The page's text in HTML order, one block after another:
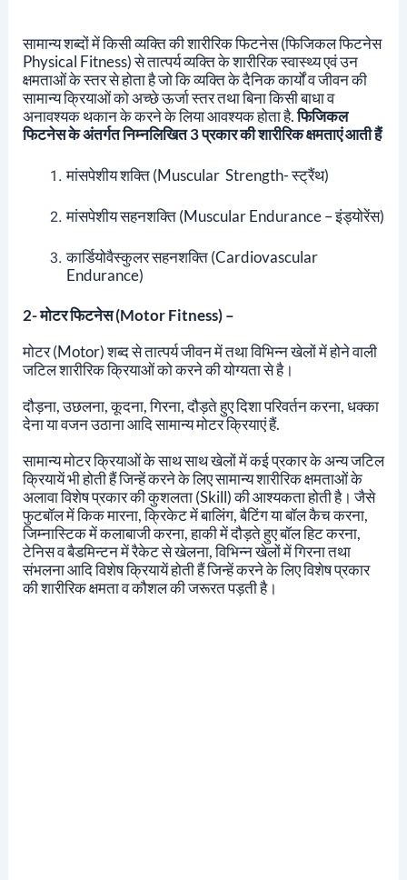
सामान्य शब्दों में किसी व्यक्ति की शारीरिक फिटनेस (फिजिकल फिटनेस
Physical Fitness) से तात्पर्य व्यक्ति के शारीरिक स्वास्थ्य एवं उन
क्षमताओं के स्तर से होता है जो कि व्यक्ति के दैनिक कार्यों व जीवन की
सामान्य क्रियाओं को अच्छे ऊर्जा स्तर तथा बिना किसी बाधा व
अनावश्यक थकान के करने के लिया आवश्यक होता है.फिजिकल
फिटनेस के अंतर्गत निम्नलिखित 3 प्रकार की शारीरिक क्षमताएं आती हैं
मांसपेशीय शक्ति (muscular Strength- स्ट्रैंथ)
मांसपेशीय सहनशक्ति (muscular Endurance – इंड्योरेंस)
कार्डियोवैस्कुलर सहनशक्ति (cardiovascular
Endurance)
2- मोटर फिटनेस (Motor Fitness)–
मोटर (Motor) शब्द से तात्पर्य जीवन में तथा विभिन्न खेलों में होने वाली
जटिल शारीरिक क्रियाओं को करने की योग्यता से है।
दौड़ना, उछलना, कूदना, गिरना, दौड़ते हुए दिशा परिवर्तन करना, धक्का
देना या वजन उठाना आदि सामान्य मोटर क्रियाएं हैं.
सामान्य मोटर क्रियाओं के साथ साथ खेलों में कई प्रकार के अन्य जटिल
क्रियायें भी होती हैं जिन्हें करने के लिए सामान्य शारीरिक क्षमताओं के
अलावा विशेष प्रकार की कुशलता (skill) की आश्यकता होती है।जैसे
फुटबॉल में किक मारना, क्रिकेट में बालिंग, बैटिंग या बॉल कैच करना,
जिम्नास्टिक में कलाबाजी करना, हाकी में दौड़ते हुए बॉल हिट करना,
टेनिस व बैडमिन्टन में रैकेट से खेलना, विभिन्न खेलों में गिरना तथा
संभलना आदि विशेष क्रियायें होती हैं जिन्हें करने के लिए विशेष प्रकार
की शारीरिक क्षमता व कौशल की जरूरत पड़ती है।